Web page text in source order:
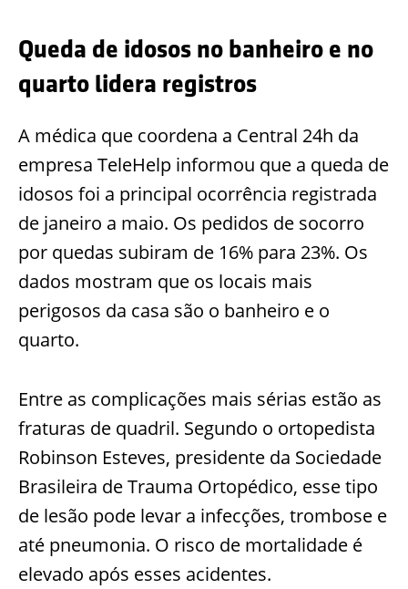
Queda de idosos no banheiro e no
quarto lidera registros
A médica que coordena a Central 24h da
empresa TeleHelp informou que a queda de
idosos foi a principal ocorrência registrada
de janeiro a maio. Os pedidos de socorro
por quedas subiram de 16% para 23%. Os
dados mostram que os locais mais
perigosos da casa são o banheiro e o
quarto.
Entre as complicações mais sérias estão as
fraturas de quadril. Segundo o ortopedista
Robinson Esteves, presidente da Sociedade
Brasileira de Trauma Ortopédico, esse tipo
de lesão pode levar a infecções, trombose e
até pneumonia. O risco de mortalidade é
elevado após esses acidentes.